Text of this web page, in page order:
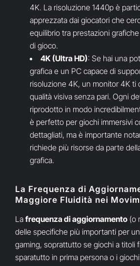
4K. La risoluzione 1440p è
apprezzata dai giocatori che
equilibrio tra prestazioni
di gioco.
4K (Ultra HD): Se hai una
grafica e un PC capace di
risoluzione 4K, un monitor 4K ti
qualità visiva senza pari. Ogni
riprodotto in modo
è perfetto per giochi immersivi
dettagliati, ma è importante
richiede più risorse da parte
grafica.
La Frequenza di
Maggiore Fluidità nei
Lafrequenza di aggiornamento (o
delle specifiche più importanti per
gaming, soprattutto se giochi a titoli
sparatutto in prima persona o i